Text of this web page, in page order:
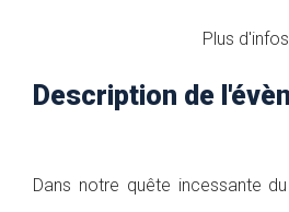
Plus d'infos
Description de
Dans notre quête incessante